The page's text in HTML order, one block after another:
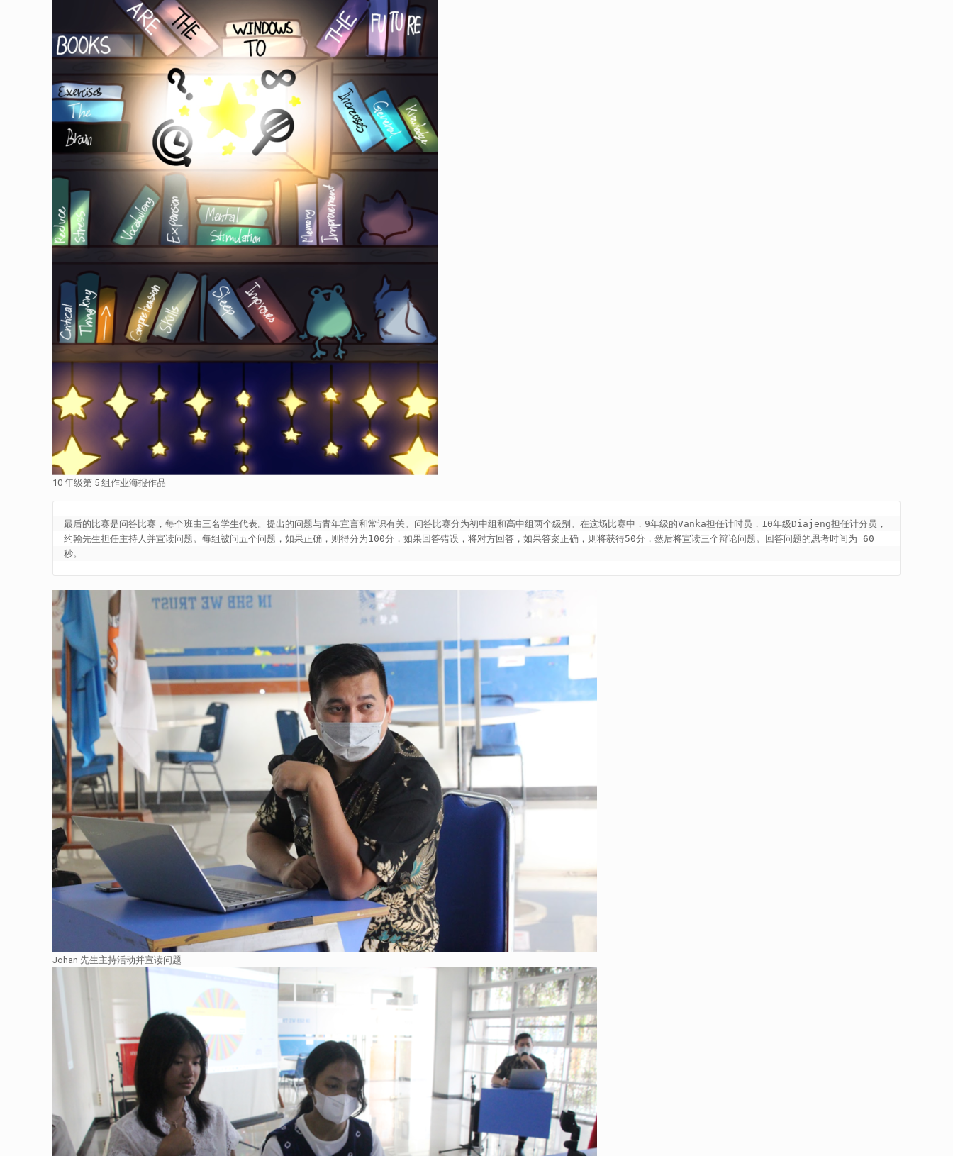
10 年级第 5 组作业海报作品
最后的比赛是问答比赛，每个班由三名学生代表。提出的问题与青年宣言和常识有关。问答比赛分为初中组和高中组两个级别。在这场比赛中，9年级的Vanka担任计时员，10年级Diajeng担任计分员，
约翰先生担任主持人并宣读问题。每组被问五个问题，如果正确，则得分为100分，如果回答错误，将对方回答，如果答案正确，则将获得50分，然后将宣读三个辩论问题。回答问题的思考时间为 60
秒。
Johan 先生主持活动并宣读问题